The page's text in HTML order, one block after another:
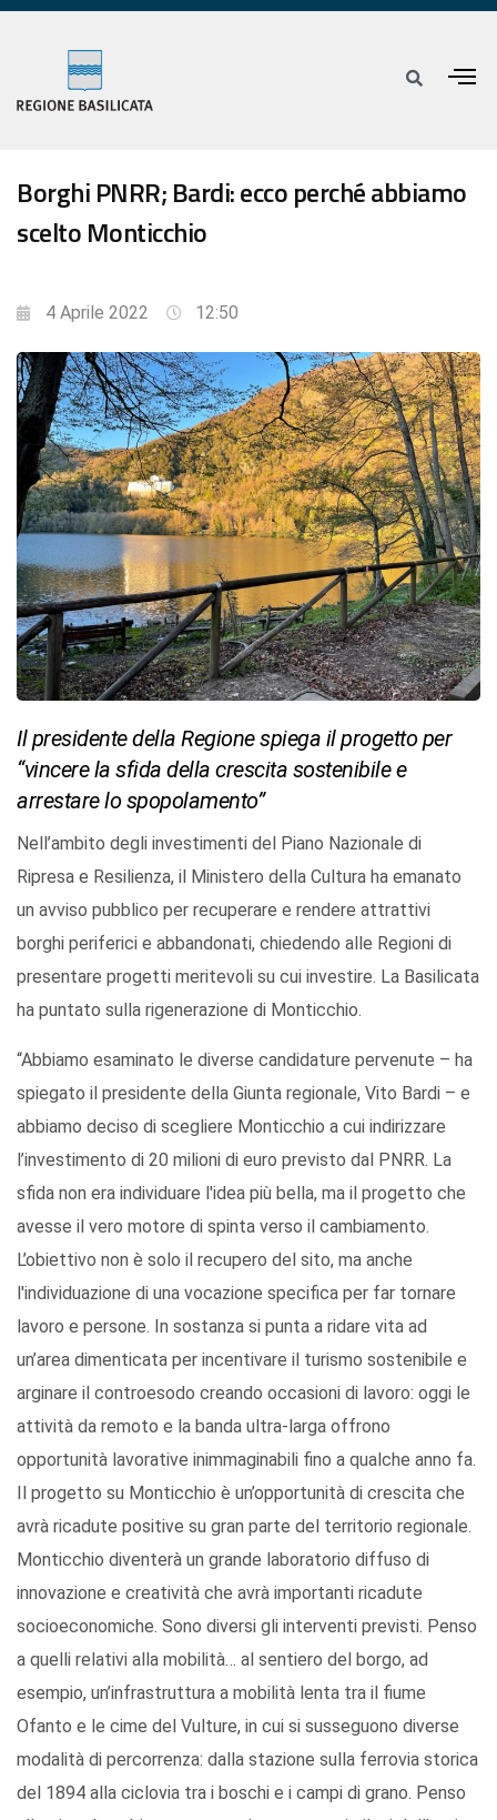
Borghi PNRR; Bardi: ecco perché abbiamo
scelto Monticchio
4 Aprile 2022 12:50
Il presidente della Regione spiega il progetto per
“vincere la sfida della crescita sostenibile e
arrestare lo spopolamento”
Nell’ambito degli investimenti del Piano Nazionale di
Ripresa e Resilienza, il Ministero della Cultura ha emanato
un avviso pubblico per recuperare e rendere attrattivi
borghi periferici e abbandonati, chiedendo alle Regioni di
presentare progetti meritevoli su cui investire. La Basilicata
ha puntato sulla rigenerazione di Monticchio.
“Abbiamo esaminato le diverse candidature pervenute – ha
spiegato il presidente della Giunta regionale, Vito Bardi – e
abbiamo deciso di scegliere Monticchio a cui indirizzare
l’investimento di 20 milioni di euro previsto dal PNRR. La
sfida non era individuare l'idea più bella, ma il progetto che
avesse il vero motore di spinta verso il cambiamento.
L’obiettivo non è solo il recupero del sito, ma anche
l'individuazione di una vocazione specifica per far tornare
lavoro e persone. In sostanza si punta a ridare vita ad
un’area dimenticata per incentivare il turismo sostenibile e
arginare il controesodo creando occasioni di lavoro: oggi le
attività da remoto e la banda ultra-larga offrono
opportunità lavorative inimmaginabili fino a qualche anno fa.
Il progetto su Monticchio è un’opportunità di crescita che
avrà ricadute positive su gran parte del territorio regionale.
Monticchio diventerà un grande laboratorio diffuso di
innovazione e creatività che avrà importanti ricadute
socioeconomiche. Sono diversi gli interventi previsti. Penso
a quelli relativi alla mobilità… al sentiero del borgo, ad
esempio, un’infrastruttura a mobilità lenta tra il fiume
Ofanto e le cime del Vulture, in cui si susseguono diverse
modalità di percorrenza: dalla stazione sulla ferrovia storica
del 1894 alla ciclovia tra i boschi e i campi di grano. Penso